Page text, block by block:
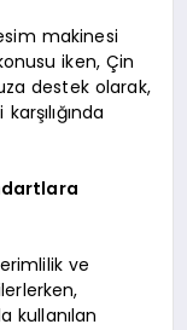
makinesi
iken, Çin
destek olarak,
ve
kullanılan